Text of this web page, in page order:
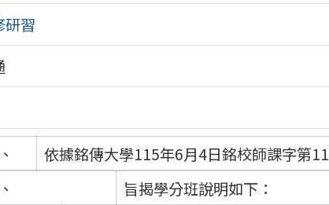
研習
依據銘傳大學115年6月4日銘校師課字第
旨揭學分班說明如下：